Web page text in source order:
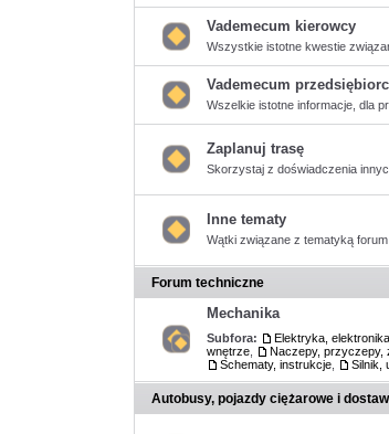
nieprzeczytanych
postów
ma
nieprzeczytanych
postów
Vademecum kierowcy
Wszystkie istotne kwestie
ma
postów
Vademecum
Wszelkie istotne informacje, dla
postów
Zaplanuj trasę
Skorzystaj z doświadczenia
postów
Inne tematy
Wątki związane z tematyką forum
Forum techniczne
Nie
ma
nieprzeczytanych
postów
Mechanika
Subfora: Elektryka,
wnętrze, Naczepy, przyczepy,
Schematy, instrukcje, Silnik,
Autobusy, pojazdy ciężarowe i